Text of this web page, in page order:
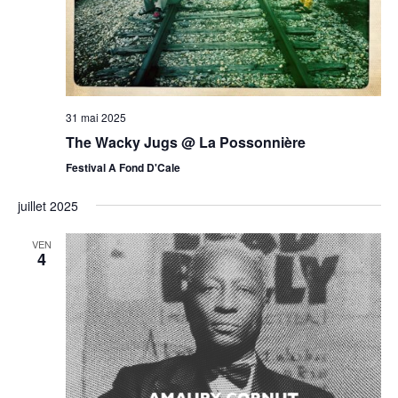
31 mai 2025
The Wacky Jugs @ La Possonnière
Festival A Fond D'Cale
juillet 2025
VEN
4